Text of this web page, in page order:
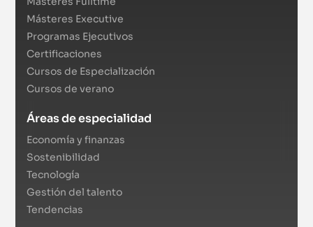
Másteres Executive
Programas Ejecutivos
Certificaciones
Cursos de Especialización
Cursos de verano
Áreas de especialidad
Economía y finanzas
Sostenibilidad
Tecnología
Gestión del talento
Tendencias